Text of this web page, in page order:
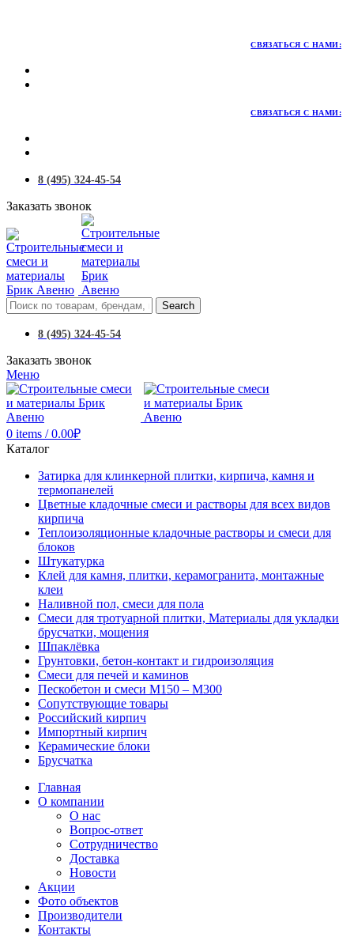
СВЯЗАТЬСЯ С НАМИ:
СВЯЗАТЬСЯ С НАМИ:
8 (495) 324-45-54
Заказать звонок
Search
8 (495) 324-45-54
Заказать звонок
Меню
0 items / 0.00₽
Каталог
Затирка для клинкерной плитки, кирпича, камня и
термопанелей
Цветные кладочные смеси и растворы для всех видов
кирпича
Теплоизоляционные кладочные растворы и смеси для
блоков
Штукатурка
Клей для камня, плитки, керамогранита, монтажные
клеи
Наливной пол, смеси для пола
Смеси для тротуарной плитки, Материалы для укладки
брусчатки, мощения
Шпаклёвка
Грунтовки, бетон-контакт и гидроизоляция
Смеси для печей и каминов
Пескобетон и смеси М150 – М300
Сопутствующие товары
Российский кирпич
Импортный кирпич
Керамические блоки
Брусчатка
Главная
О компании
О нас
Вопрос-ответ
Сотрудничество
Доставка
Новости
Акции
Фото объектов
Производители
Контакты